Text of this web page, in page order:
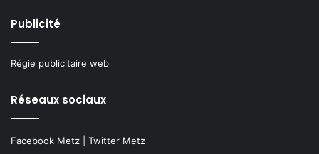
Publicité
Régie publicitaire web
Réseaux sociaux
Facebook Metz Twitter Metz